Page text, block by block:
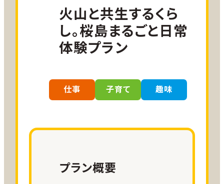
20,000ANA SKYコイン
小児割引運賃、障がい者割引運賃をご
利用の方はこちらをご確認ください。
創作体験材料代等 2,000円／人
火山と共生するくら
し。桜島まるごと日常
体験プラン
仕事 子育て 趣味
プラン概要